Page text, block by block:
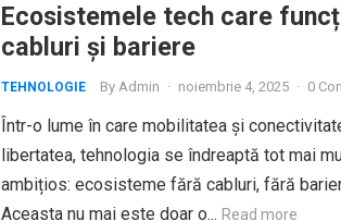
Ecosistemele tech care
cabluri și bariere
TEHNOLOGIE By Admin · noiembrie 4, 2025 · 0
Într-o lume în care mobilitatea și
libertatea, tehnologia se îndreaptă tot mai
ambițios: ecosisteme fără cabluri, fără
Aceasta nu mai este doar o... Read more